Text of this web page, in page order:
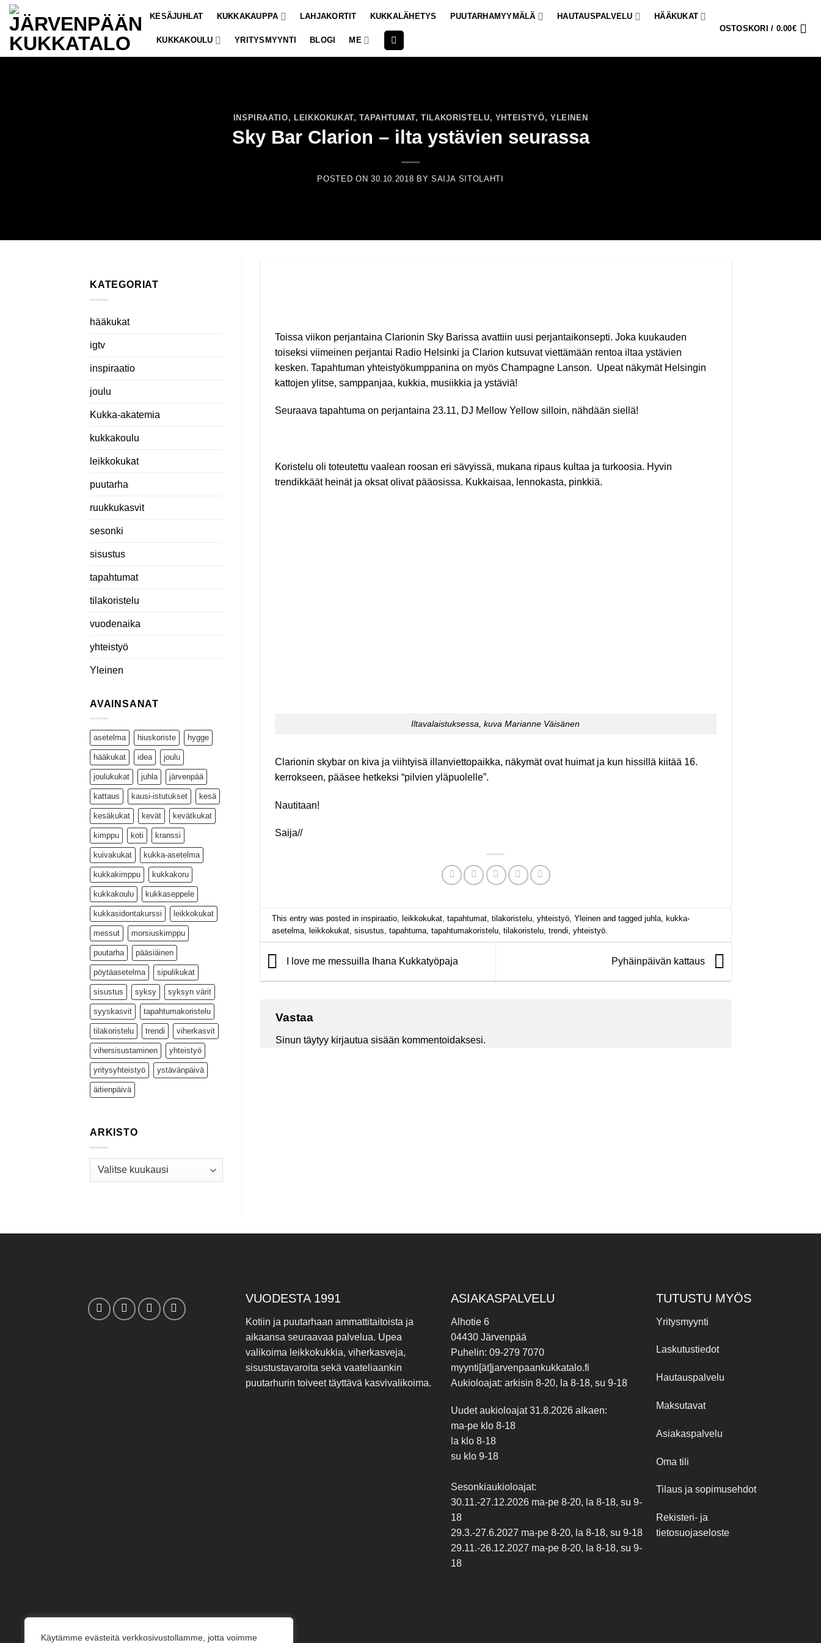
Käytämme evästeitä verkkosivustollamme, jotta voimme
Skip
content
KESÄJUHLAT KUKKAKAUPPA LAHJAKORTIT KUKKALÄHETYS PUUTARHAMYYMÄLÄ HAUTAUSPALVELU HÄÄKUKAT
KUKKAKOULU YRITYSMYYNTI BLOGI ME
OSTOSKORI / 0.00€
INSPIRAATIO, LEIKKOKUKAT,TAPAHTUMAT,TILAKORISTELU, YHTEISTYÖ, YLEINEN
Sky Bar Clarion – ilta ystävien seurassa
POSTED ON 30.10.2018 BY SAIJA SITOLAHTI
KATEGORIAT
hääkukat
igtv
inspiraatio
joulu
Kukka-akatemia
kukkakoulu
leikkokukat
puutarha
ruukkukasvit
sesonki
sisustus
tapahtumat
tilakoristelu
vuodenaika
yhteistyö
Yleinen
AVAINSANAT
asetelma hiuskoriste hygge
hääkukat idea joulu
joulukukat juhla järvenpää
kattaus kausi-istutukset kesä
kesäkukat kevät kevätkukat
kimppu koti kranssi
kuivakukat kukka-asetelma
kukkakimppu kukkakoru
kukkakoulu kukkaseppele
kukkasidontakurssi leikkokukat
messut morsiuskimppu
puutarha pääsiäinen
pöytäasetelma sipulikukat
sisustus syksy syksyn värit
syyskasvit tapahtumakoristelu
tilakoristelu trendi viherkasvit
vihersisustaminen yhteistyö
yritysyhteistyö ystävänpäivä
äitienpäivä
ARKISTO
Arkisto
Toissa viikon perjantaina Clarionin Sky Barissa avattiin uusi perjantaikonsepti. Joka kuukauden
toiseksi viimeinen perjantai Radio Helsinki ja Clarion kutsuvat viettämään rentoa iltaa ystävien
kesken. Tapahtuman yhteistyökumppanina on myös Champagne Lanson. Upeat näkymät Helsingin
kattojen ylitse, samppanjaa, kukkia, musiikkia ja ystäviä!
Seuraava tapahtuma on perjantaina 23.11, DJ Mellow Yellow silloin, nähdään siellä!
Koristelu oli toteutettu vaalean roosan eri sävyissä, mukana ripaus kultaa ja turkoosia. Hyvin
trendikkäät heinät ja oksat olivat pääosissa. Kukkaisaa, lennokasta, pinkkiä.
Iltavalaistuksessa, kuva Marianne Väisänen
Clarionin skybar on kiva ja viihtyisä illanviettopaikka, näkymät ovat huimat ja kun hissillä kiitää 16.
kerrokseen, pääsee hetkeksi “pilvien yläpuolelle”.
Nautitaan!
Saija//
This entry was posted in inspiraatio, leikkokukat, tapahtumat, tilakoristelu, yhteistyö, Yleinenand tagged juhla,
kukka-
asetelma, leikkokukat, sisustus tapahtuma, tapahtumakoristelu, tilakoristelu, trendi yhteistyö.
I love me messuilla Ihana Kukkatyöpaja Pyhäinpäivän kattaus
Vastaa
Sinun täytyy kirjautua sisään kommentoidaksesi.
VUODESTA 1991
Kotiin ja puutarhaan ammattitaitoista ja
aikaansa seuraavaa palvelua. Upea
valikoima leikkokukkia, viherkasveja,
sisustustavaroita sekä vaateliaankin
puutarhurin toiveet täyttävä kasvivalikoima.
ASIAKASPALVELU
Alhotie 6
04430 Järvenpää
Puhelin: 09-279 7070
myynti[ät]jarvenpaankukkatalo.fi
Aukioloajat: arkisin 8-20, la 8-18, su 9-18
Uudet aukioloajat 31.8.2026 alkaen:
ma-pe klo 8-18
la klo 8-18
su klo 9-18
Sesonkiaukioloajat:
30.11.-27.12.2026 ma-pe 8-20, la 8-18, su 9-
18
29.3.-27.6.2027 ma-pe 8-20, la 8-18, su 9-18
29.11.-26.12.2027 ma-pe 8-20, la 8-18, su 9-
18
TUTUSTU MYÖS
Yritysmyynti
Laskutustiedot
Hautauspalvelu
Maksutavat
Asiakaspalvelu
Oma tili
Tilaus ja sopimusehdot
Rekisteri- ja
tietosuojaseloste